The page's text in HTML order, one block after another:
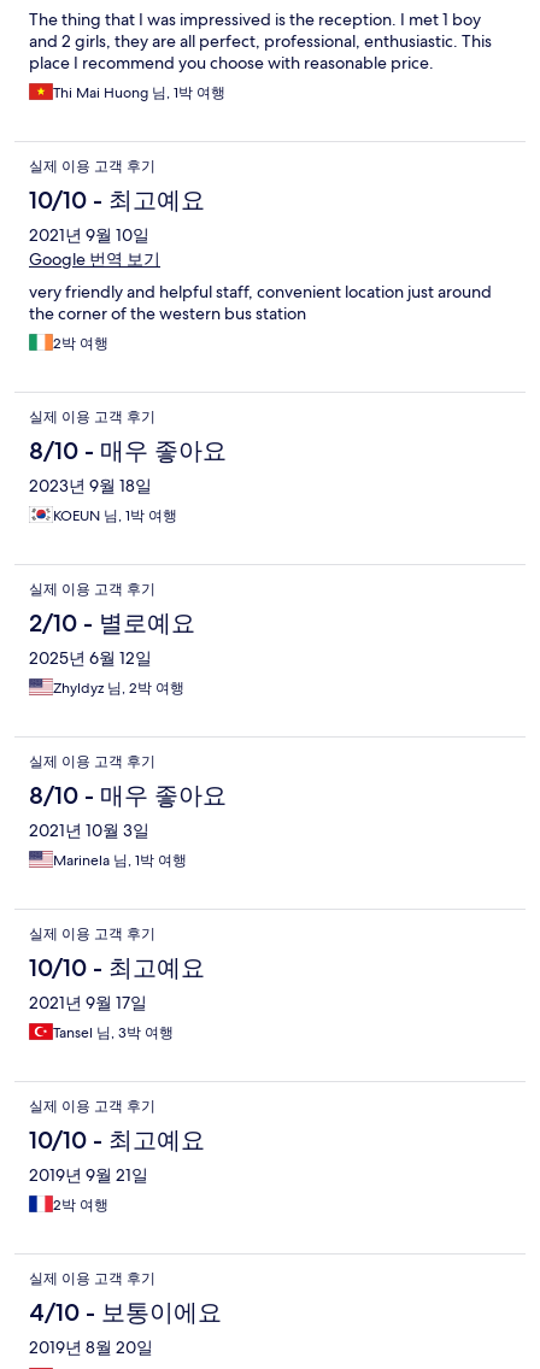
The thing that I was impressived is the reception. I met 1 boy
and 2 girls, they are all perfect, professional, enthusiastic. This
place I recommend you choose with reasonable price.
Thi Mai Huong 님, 1박 여행
실제 이용 고객 후기
10/10 - 최고예요
2021년 9월 10일
Google 번역 보기
very friendly and helpful staff, convenient location just around
the corner of the western bus station
2박 여행
실제 이용 고객 후기
8/10 - 매우 좋아요
2023년 9월 18일
KOEUN 님, 1박 여행
실제 이용 고객 후기
2/10 - 별로예요
2025년 6월 12일
Zhyldyz 님, 2박 여행
실제 이용 고객 후기
8/10 - 매우 좋아요
2021년 10월 3일
Marinela 님, 1박 여행
실제 이용 고객 후기
10/10 - 최고예요
2021년 9월 17일
Tansel 님, 3박 여행
실제 이용 고객 후기
10/10 - 최고예요
2019년 9월 21일
2박 여행
실제 이용 고객 후기
4/10 - 보통이에요
2019년 8월 20일